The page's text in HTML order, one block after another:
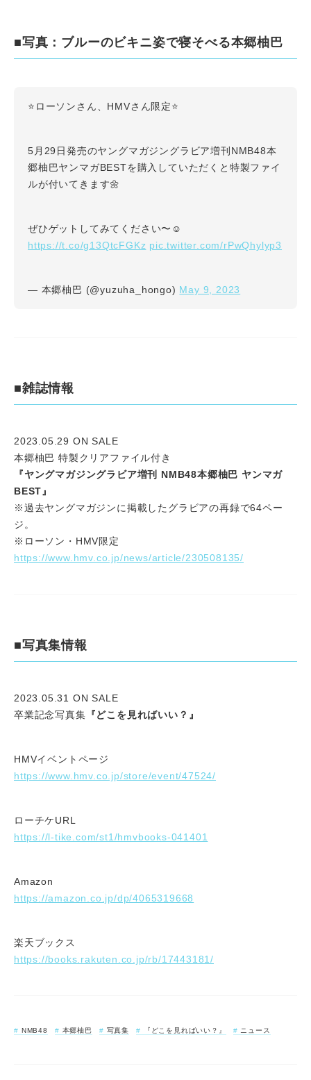
■写真：ブルーのビキニ姿で寝そべる本郷柚巴
⭐️ローソンさん、HMVさん限定⭐️
5月29日発売のヤングマガジングラビア増刊NMB48本
郷柚巴ヤンマガBESTを購入していただくと特製ファイ
ルが付いてきます🌼
ぜひゲットしてみてください〜☺️
https://t.co/g13QtcFGKz pic.twitter.com/rPwQhylyp3
— 本郷柚巴 (@yuzuha_hongo) May 9, 2023
■雑誌情報
2023.05.29 ON SALE
本郷柚巴 特製クリアファイル付き
『ヤングマガジングラビア増刊 NMB48本郷柚巴 ヤンマガ
BEST』
※過去ヤングマガジンに掲載したグラビアの再録で64ペー
ジ。
※ローソン・HMV限定
https://www.hmv.co.jp/news/article/230508135/
■写真集情報
2023.05.31 ON SALE
卒業記念写真集 『どこを見ればいい？』
HMVイベントページ
https://www.hmv.co.jp/store/event/47524/
ローチケURL
https://l-tike.com/st1/hmvbooks-041401
Amazon
https://amazon.co.jp/dp/4065319668
楽天ブックス
https://books.rakuten.co.jp/rb/17443181/
NMB48 本郷柚巴 写真集 『どこを見ればいい？』 ニュース